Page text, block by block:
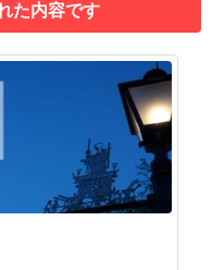
た内容です